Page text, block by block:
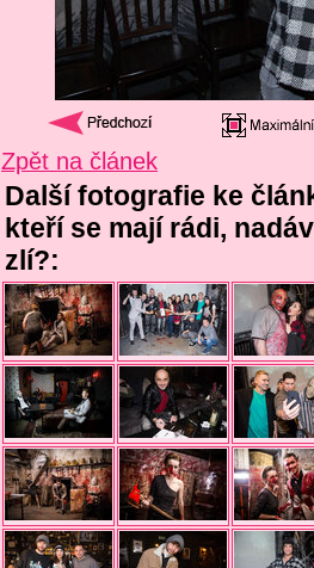
Zpět na článek
Další fotografie ke
kteří se mají rádi,
zlí?: